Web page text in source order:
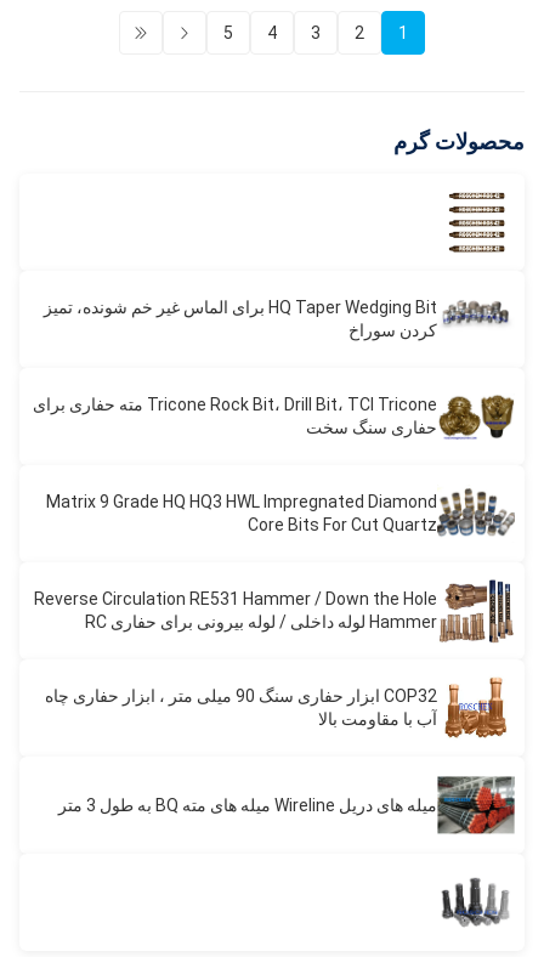
1
2
3
4
5
محصولات گرم
HQ Taper Wedging Bit برای الماس غیر خم شونده، تمیز
کردن سوراخ
Tricone Rock Bit، Drill Bit، TCI Tricone مته حفاری برای
حفاری سنگ سخت
Matrix 9 Grade HQ HQ3 HWL Impregnated Diamond
Core Bits For Cut Quartz
Reverse Circulation RE531 Hammer / Down the Hole
Hammer لوله داخلی / لوله بیرونی برای حفاری RC
COP32 ابزار حفاری سنگ 90 میلی متر ، ابزار حفاری چاه
آب با مقاومت بالا
میله های دریل Wireline میله های مته BQ به طول 3 متر